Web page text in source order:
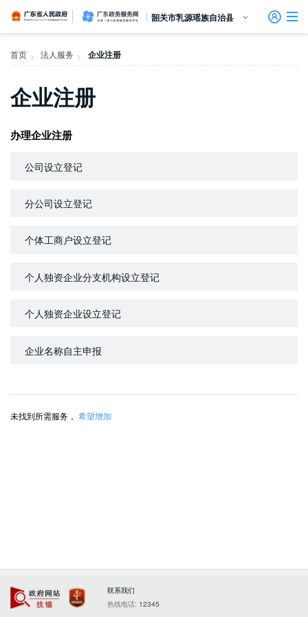
留言信箱
建言献策
信访相关法规
便民服务
百姓论坛
政府热线
网上调查
在线访谈
法律服务
领导信箱
未加载图片
政务微博
网络问政
意见征集
部门信箱
信访常见问题
信件回复
网上举报
公众监督
我要留言
广东省人民政府广东政务服务网
韶关市乳源瑶族自治县
首页
政务公开
政民互动
首页 > 法人服务 > 企业注册
企业注册
办理企业注册
公司设立登记
分公司设立登记
个体工商户设立登记
个人独资企业分支机构设立登记
个人独资企业设立登记
企业名称自主申报
未找到所需服务， 希望增加
政府网站找错
党政机关
联系我们
热线电话: 12345